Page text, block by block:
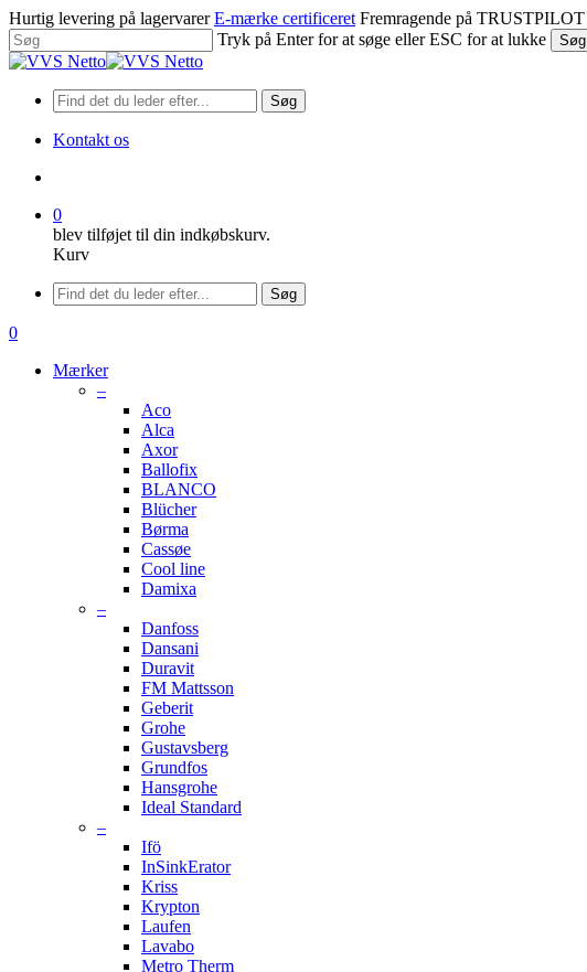
Spring
til
hovedindhold
Hurtig levering på lagervarer E-mærke certificeret Fremragende på TRUSTPILOT
Tryk på Enter for at søge eller ESC for at lukke
Søg
Luk
Søg
Kontakt os
0
blev tilføjet til din indkøbskurv.
Kurv
Menu
Søg
søge
0
Mærker
–
Aco
Alca
Axor
Ballofix
BLANCO
Blücher
Børma
Cassøe
Cool line
Damixa
–
Danfoss
Dansani
Duravit
FM Mattsson
Geberit
Grohe
Gustavsberg
Grundfos
Hansgrohe
Ideal Standard
–
Ifö
InSinkErator
Kriss
Krypton
Laufen
Lavabo
Metro Therm